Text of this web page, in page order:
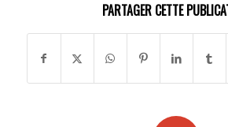
PARTAGER CETTE